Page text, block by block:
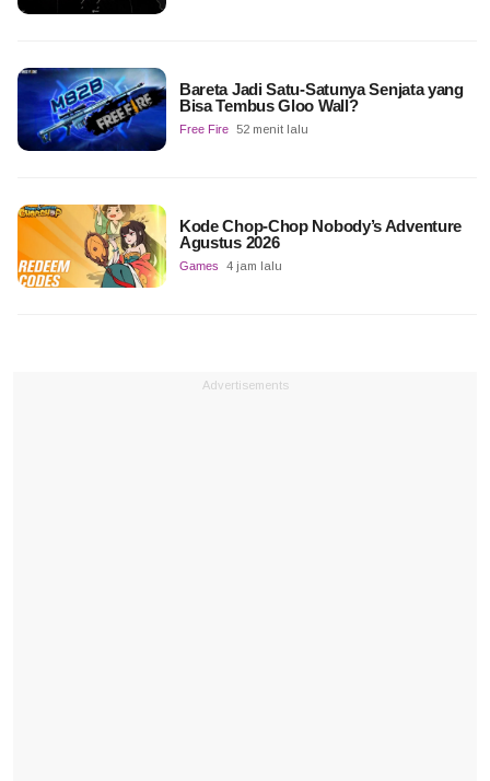
Bareta Jadi Satu-Satunya Senjata yang
Bisa Tembus Gloo Wall?
Free Fire 52 menit lalu
Kode Chop-Chop Nobody’s Adventure
Agustus 2026
Games 4 jam lalu
Advertisements